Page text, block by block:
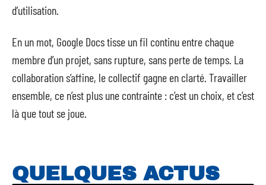
d’utilisation.
En un mot, Google Docs tisse un fil continu entre chaque
membre d’un projet, sans rupture, sans perte de temps. La
collaboration s’affine, le collectif gagne en clarté. Travailler
ensemble, ce n’est plus une contrainte : c’est un choix, et c’est
là que tout se joue.
QUELQUES ACTUS